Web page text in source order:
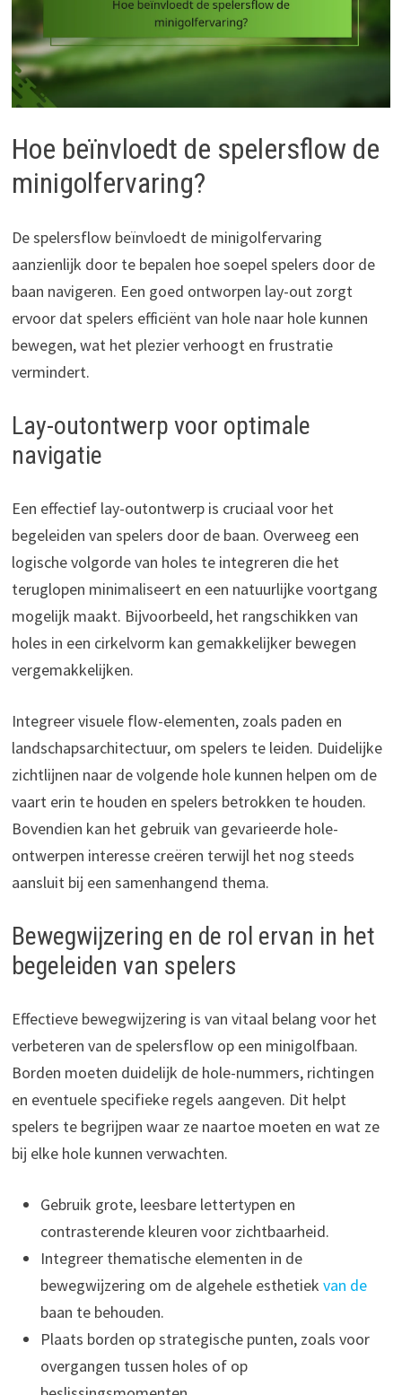
Hoe beïnvloedt de spelersflow de
minigolfervaring?
De spelersflow beïnvloedt de minigolfervaring
aanzienlijk door te bepalen hoe soepel spelers door de
baan navigeren. Een goed ontworpen lay-out zorgt
ervoor dat spelers efficiënt van hole naar hole kunnen
bewegen, wat het plezier verhoogt en frustratie
vermindert.
Lay-outontwerp voor optimale
navigatie
Een effectief lay-outontwerp is cruciaal voor het
begeleiden van spelers door de baan. Overweeg een
logische volgorde van holes te integreren die het
teruglopen minimaliseert en een natuurlijke voortgang
mogelijk maakt. Bijvoorbeeld, het rangschikken van
holes in een cirkelvorm kan gemakkelijker bewegen
vergemakkelijken.
Integreer visuele flow-elementen, zoals paden en
landschapsarchitectuur, om spelers te leiden. Duidelijke
zichtlijnen naar de volgende hole kunnen helpen om de
vaart erin te houden en spelers betrokken te houden.
Bovendien kan het gebruik van gevarieerde hole-
ontwerpen interesse creëren terwijl het nog steeds
aansluit bij een samenhangend thema.
Bewegwijzering en de rol ervan in het
begeleiden van spelers
Effectieve bewegwijzering is van vitaal belang voor het
verbeteren van de spelersflow op een minigolfbaan.
Borden moeten duidelijk de hole-nummers, richtingen
en eventuele specifieke regels aangeven. Dit helpt
spelers te begrijpen waar ze naartoe moeten en wat ze
bij elke hole kunnen verwachten.
Gebruik grote, leesbare lettertypen en
contrasterende kleuren voor zichtbaarheid.
Integreer thematische elementen in de
bewegwijzering om de algehele esthetiek van de
baan te behouden.
Plaats borden op strategische punten, zoals voor
overgangen tussen holes of op